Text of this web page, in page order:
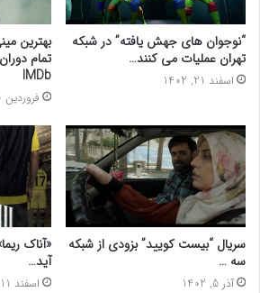
“نوجوان های جهش یافته” در شبکه
تهران عملیات می کنند…
اسفند 21, 1402
تمام
IMDb
فروردین 20, 1402
سریال “بیست کویید” بزودی از شبکه
سه …
آذر 5, 1402
«آناک
آید…
اسفند 11, 1402